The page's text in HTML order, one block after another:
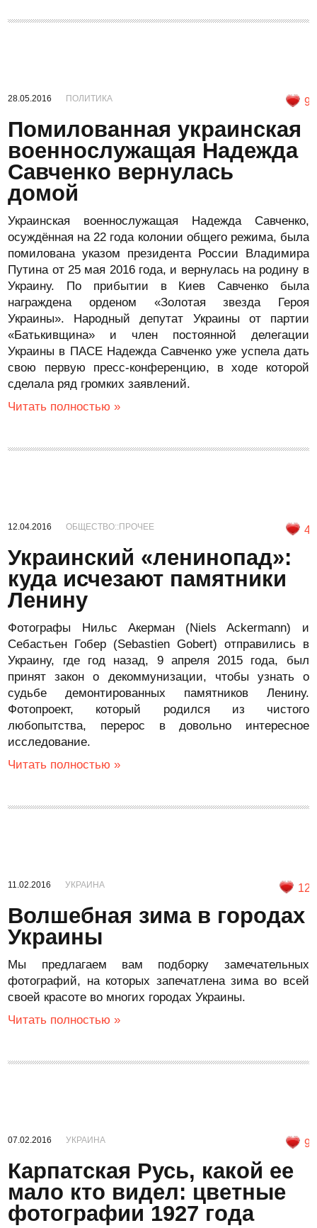
28.05.2016 ПОЛИТИКА 9
Помилованная украинская
военнослужащая Надежда
Савченко вернулась
домой
Украинская военнослужащая Надежда Савченко,
осуждённая на 22 года колонии общего режима, была
помилована указом президента России Владимира
Путина от 25 мая 2016 года, и вернулась на родину в
Украину. По прибытии в Киев Савченко была
награждена орденом «Золотая звезда Героя
Украины». Народный депутат Украины от партии
«Батькивщина» и член постоянной делегации
Украины в ПАСЕ Надежда Савченко уже успела дать
свою первую пресс-конференцию, в ходе которой
сделала ряд громких заявлений.
Читать полностью »
12.04.2016 ОБЩЕСТВО::ПРОЧЕЕ 4
Украинский «ленинопад»:
куда исчезают памятники
Ленину
Фотографы Нильс Акерман (Niels Ackermann) и
Себастьен Гобер (Sebastien Gobert) отправились в
Украину, где год назад, 9 апреля 2015 года, был
принят закон о декоммунизации, чтобы узнать о
судьбе демонтированных памятников Ленину.
Фотопроект, который родился из чистого
любопытства, перерос в довольно интересное
исследование.
Читать полностью »
11.02.2016 УКРАИНА 12
Волшебная зима в городах
Украины
Мы предлагаем вам подборку замечательных
фотографий, на которых запечатлена зима во всей
своей красоте во многих городах Украины.
Читать полностью »
07.02.2016 УКРАИНА 9
Карпатская Русь, какой ее
мало кто видел: цветные
фотографии 1927 года